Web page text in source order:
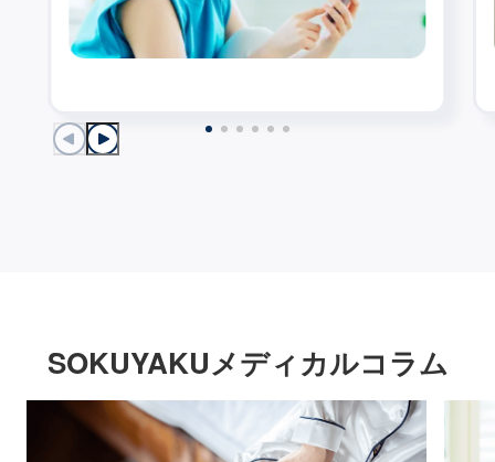
SOKUYAKUメディカルコラム